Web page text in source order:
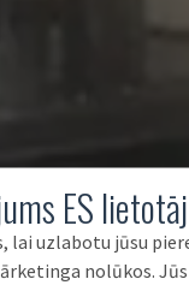
ES
lai uzlabotu jūsu
nolūkos.